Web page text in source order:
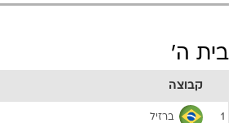
בית ה'
קבוצה
1 ברזיל